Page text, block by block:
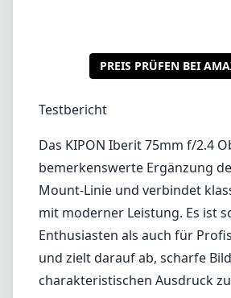
Nikon Z (DX/FX)
Sony E
Objektive nach Mount
Canon EF
Canon EF-M
Canon RF
Fujifilm G
Fujifilm X
Leica L-Mount
Micro Four Thirds (MFT/M43)
Nikon F (DX/FX)